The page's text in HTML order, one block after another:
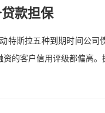
款担保
特斯拉五种到期时间公司
的客户信用评级都偏高。